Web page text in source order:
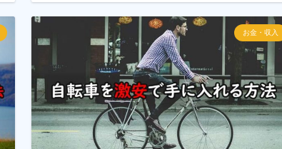
お金・収入